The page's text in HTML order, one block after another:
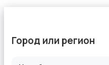
Город или регион